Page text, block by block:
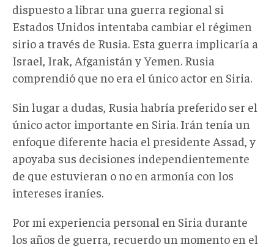
dispuesto a librar una guerra regional si
Estados Unidos intentaba cambiar el régimen
sirio a través de Rusia. Esta guerra implicaría a
Israel, Irak, Afganistán y Yemen. Rusia
comprendió que no era el único actor en Siria.
Sin lugar a dudas, Rusia habría preferido ser el
único actor importante en Siria. Irán tenía un
enfoque diferente hacia el presidente Assad, y
apoyaba sus decisiones independientemente
de que estuvieran o no en armonía con los
intereses iraníes.
Por mi experiencia personal en Siria durante
los años de guerra, recuerdo un momento en el